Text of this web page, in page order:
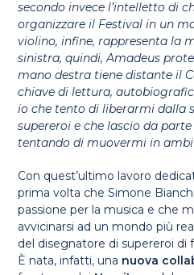
secondo invece l’intelletto di
organizzare il Festival in un
violino, infine, rappresenta la
sinistra, quindi, Amadeus
mano destra tiene distante il
chiave di lettura,
io che tento di liberarmi dalla
supereroi e che lascio da
tentando di muovermi in
Con quest’ultimo lavoro
prima volta che Simone
passione per la musica e che
avvicinarsi ad un mondo più
del disegnatore di supereroi di
È nata, infatti, una nuova